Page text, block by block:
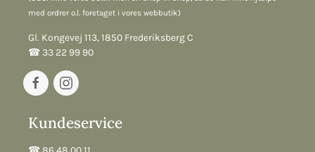
med ordrer o.l. foretaget i vores webbutik)
Gl. Kongevej 113, 1850 Frederiksberg C
☎︎ 33 22 99 90
Kundeservice